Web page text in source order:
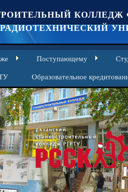
КОЛЛЕДЖ
РАДИОТЕХНИЧЕСКИЙ
Поступающему
Образовательное